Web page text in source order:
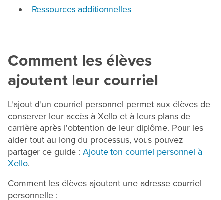
Ressources additionnelles
Comment les élèves
ajoutent leur courriel
L'ajout d'un courriel personnel permet aux élèves de
conserver leur accès à Xello et à leurs plans de
carrière après l'obtention de leur diplôme. Pour les
aider tout au long du processus, vous pouvez
partager ce guide : Ajoute ton courriel personnel à
Xello.
Comment les élèves ajoutent une adresse courriel
personnelle :